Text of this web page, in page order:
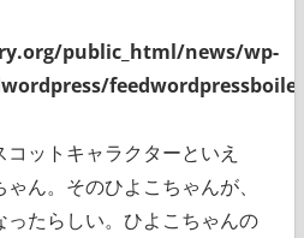
public_html/news/wp-
ットキャラクターといえ
ん。そのひよこちゃんが、
たらしい。ひよこちゃんの